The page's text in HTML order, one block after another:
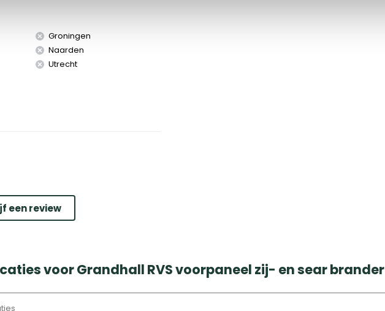
Groningen
Naarden
Utrecht
een review
voor Grandhall RVS voorpaneel zij- en sear brander